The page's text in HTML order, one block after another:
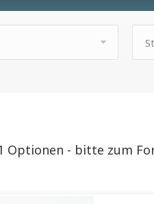
Optionen - bitte zum